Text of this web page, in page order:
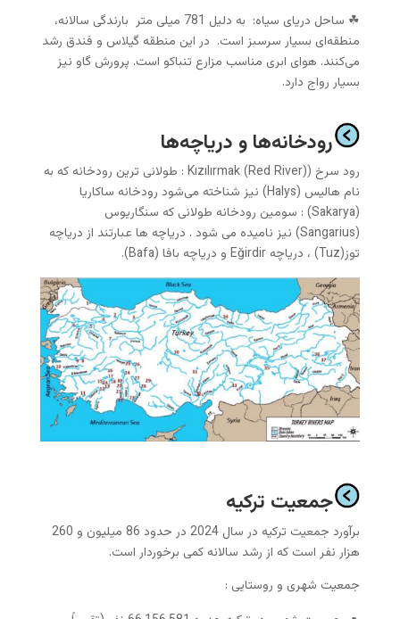
☘ ساحل دریای سیاه: به دلیل 781 میلی متر بارندگی سالانه،
منطقه‌ای بسیار سرسبز است. در این منطقه گیلاس و فندق رشد
می‌کنند. هوای ابری مناسب مزارع تنباکو است. پرورش گاو نیز
بسیار رواج دارد.
رودخانه‌ها و دریاچه‌ها
رود سرخ (Kızılırmak (Red River) : طولانی ترین رودخانه که به
نام هالیس (Halys) نیز شناخته می‌شود رودخانه ساکاریا
(Sakarya) : سومین رودخانه طولانی که سنگاریوس
(Sangarius) نیز نامیده می شود . دریاچه ها عبارتند از دریاچه
توز(Tuz) ، دریاچه Eğirdir و دریاچه بافا (Bafa).
جمعیت ترکیه
برآورد جمعیت ترکیه در سال 2024 در حدود 86 میلیون و 260
هزار نفر است که از رشد سالانه کمی برخوردار است.
جمعیت شهری و روستایی :